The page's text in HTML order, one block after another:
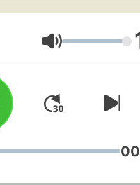
dat jou morgen
slimme belegger.
Ses